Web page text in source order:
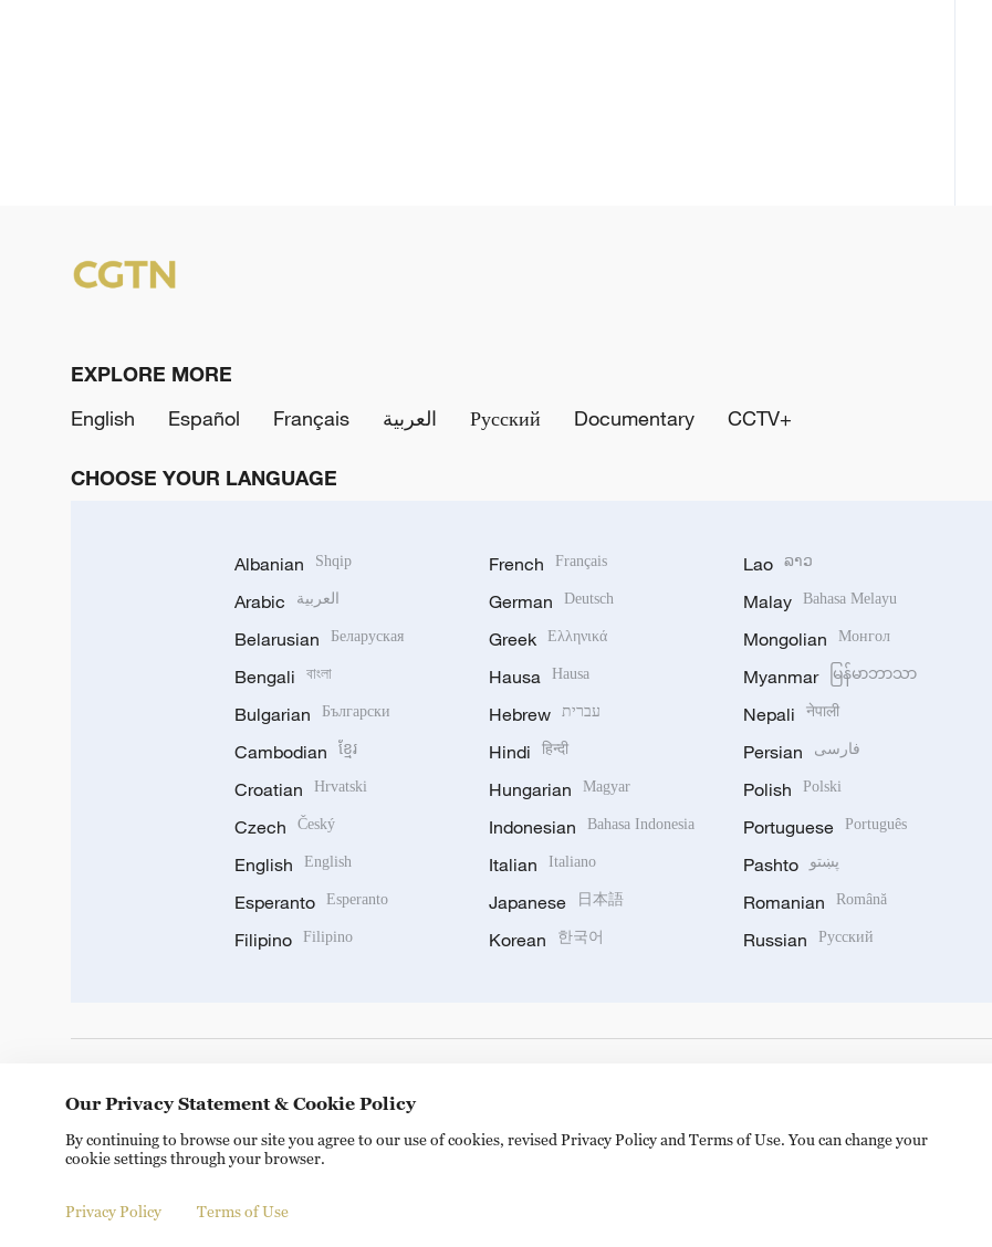
EXPLORE MORE
English
Español Français العربية Русский Documentary CCTV+
CHOOSE YOUR LANGUAGE
Albanian Shqip
Arabic العربية
Belarusian Беларуская
Bengali বাংলা
Bulgarian Български
Cambodian ខ្មែរ
Croatian Hrvatski
Czech Český
English English
Esperanto Esperanto
Filipino Filipino
French Français
German Deutsch
Greek Ελληνικά
Hausa Hausa
Hebrew עברית
Hindi हिन्दी
Hungarian Magyar
Indonesian Bahasa Indonesia
Italian Italiano
Japanese 日本語
Korean 한국어
Lao ລາວ
Malay Bahasa Melayu
Mongolian Монгол
Myanmar မြန်မာဘာသာ
Nepali नेपाली
Persian فارسی
Polish Polski
Portuguese Português
Pashto پښتو
Romanian Română
Russian Русский
Copyright © 2024 CGTN. 京ICP备20000184号
Our Privacy Statement & Cookie Policy
By continuing to browse our site you agree to our use of cookies, revised Privacy Policy and Terms of Use. You can change your
cookie settings through your browser.
Privacy Policy Terms of Use